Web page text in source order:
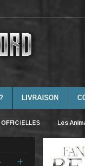
LIVRAISON
OFFICIELLES Les